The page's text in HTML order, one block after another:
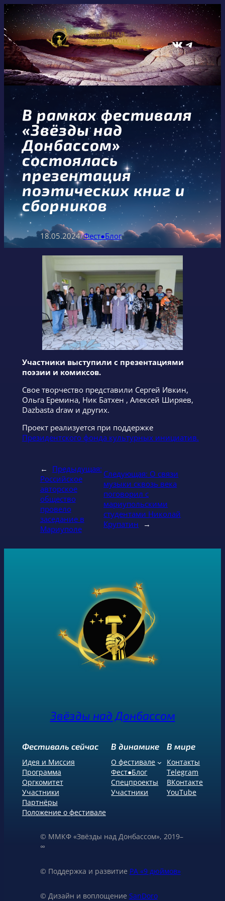
Перейти
к
содержимому
ВКонтакте Telegram
В рамках фестиваля
«Звёзды над
Донбассом»
состоялась
презентация
поэтических книг и
сборников
18.05.2024/Фест●Блог
Участники выступили с презентациями
поэзии и комиксов.
Свое творчество представили Сергей Ивкин,
Ольга Еремина, Ник Батхен , Алексей Ширяев,
Dazbasta draw и других.
Проект реализуется при поддержке
Президентского фонда культурных инициатив.
←
Предыдущая:
Российское
авторское
общество
провело
заседание в
Мариуполе
Следующая: О связи
музыки сквозь века
поговорил с
мариупольскими
студентами Николай
Крупатин
→
Звёзды над Донбассом
Фестиваль сейчас
Идея и Миссия
Программа
Оргкомитет
Участники
Партнёры
Положение о фестивале
В динамике
О фестивале
Фест●Блог
Спецпроекты
Участники
В мире
Контакты
Telegram
ВКонтакте
YouTube
© ММКФ «Звёзды над Донбассом», 2019–
∞
© Поддержка и развитие РА «9 дюймов»
© Дизайн и воплощение SanDoro